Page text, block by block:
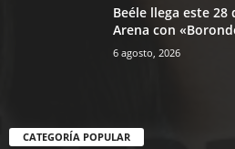
Beéle llega este
Arena con
6 agosto, 2026
CATEGORÍA POPULAR